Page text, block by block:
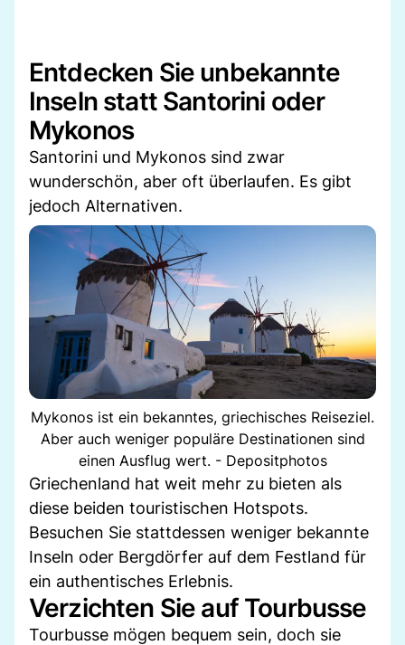
Entdecken Sie unbekannte
Inseln statt Santorini oder
Mykonos
Santorini und Mykonos sind zwar
wunderschön, aber oft überlaufen. Es gibt
jedoch Alternativen.
Mykonos ist ein bekanntes, griechisches Reiseziel.
Aber auch weniger populäre Destinationen sind
einen Ausflug wert. - Depositphotos
Griechenland hat weit mehr zu bieten als
diese beiden touristischen Hotspots.
Besuchen Sie stattdessen weniger bekannte
Inseln oder Bergdörfer auf dem Festland für
ein authentisches Erlebnis.
Verzichten Sie auf Tourbusse
Tourbusse mögen bequem sein, doch sie